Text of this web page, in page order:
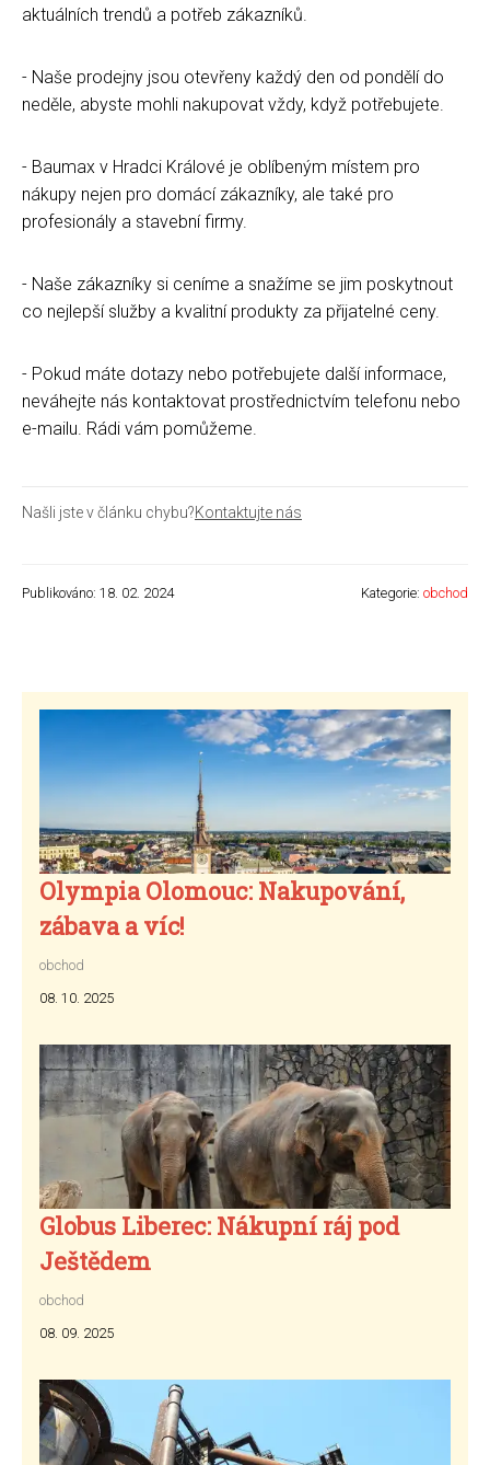
aktuálních trendů a potřeb zákazníků.
- Naše prodejny jsou otevřeny každý den od pondělí do
neděle, abyste mohli nakupovat vždy, když potřebujete.
- Baumax v Hradci Králové je oblíbeným místem pro
nákupy nejen pro domácí zákazníky, ale také pro
profesionály a stavební firmy.
- Naše zákazníky si ceníme a snažíme se jim poskytnout
co nejlepší služby a kvalitní produkty za přijatelné ceny.
- Pokud máte dotazy nebo potřebujete další informace,
neváhejte nás kontaktovat prostřednictvím telefonu nebo
e-mailu. Rádi vám pomůžeme.
Našli jste v článku chybu?Kontaktujte nás
Publikováno: 18. 02. 2024 Kategorie: obchod
Olympia Olomouc: Nakupování,
zábava a víc!
obchod
08. 10. 2025
Globus Liberec: Nákupní ráj pod
Ještědem
obchod
08. 09. 2025